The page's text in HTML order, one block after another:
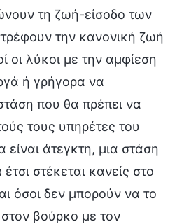
τη ζωή-είσοδο των
την κανονική ζωή
οι λύκοι με την αμφίεση
ή γρήγορα να
που θα πρέπει να
τους υπηρέτες του
άτεγκτη, μια στάση
στέκεται κανείς στο
όσοι δεν μπορούν να το
βούρκο με τον